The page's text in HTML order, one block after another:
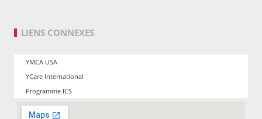
LIENS CONNEXES
YMCA USA
YCare International
Programme ICS